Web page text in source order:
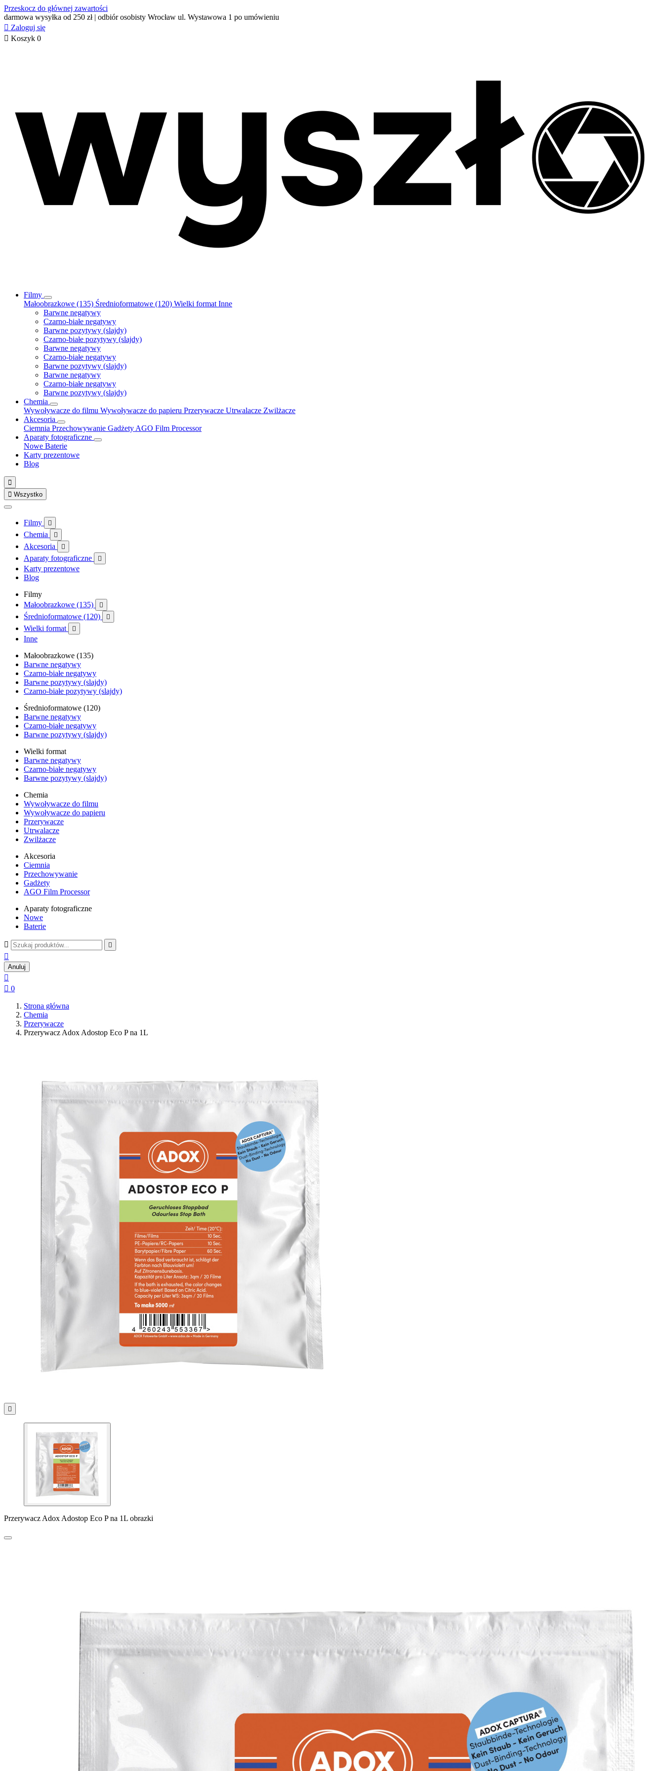
Przeskocz do głównej zawartości
darmowa wysyłka od 250 zł | odbiór osobisty Wrocław ul. Wystawowa 1 po umówieniu
 Zaloguj się
 Koszyk 0
Filmy
Małoobrazkowe (135) Średnioformatowe (120) Wielki format Inne
Barwne negatywy
Czarno-białe negatywy
Barwne pozytywy (slajdy)
Czarno-białe pozytywy (slajdy)
Barwne negatywy
Czarno-białe negatywy
Barwne pozytywy (slajdy)
Barwne negatywy
Czarno-białe negatywy
Barwne pozytywy (slajdy)
Chemia
Wywoływacze do filmu Wywoływacze do papieru Przerywacze Utrwalacze Zwilżacze
Akcesoria
Ciemnia Przechowywanie Gadżety AGO Film Processor
Aparaty fotograficzne
Nowe Baterie
Karty prezentowe
Blog

 Wszystko
Filmy 
Chemia 
Akcesoria 
Aparaty fotograficzne 
Karty prezentowe
Blog
Filmy
Małoobrazkowe (135)

Średnioformatowe (120) 
Wielki format 
Inne
Małoobrazkowe (135)
Barwne negatywy
Czarno-białe negatywy
Barwne pozytywy (slajdy)
Czarno-białe pozytywy (slajdy)
Średnioformatowe (120)
Barwne negatywy
Czarno-białe negatywy
Barwne pozytywy (slajdy)
Wielki format
Barwne negatywy
Czarno-białe negatywy
Barwne pozytywy (slajdy)
Chemia
Wywoływacze do filmu
Wywoływacze do papieru
Przerywacze
Utrwalacze
Zwilżacze
Akcesoria
Ciemnia
Przechowywanie
Gadżety
AGO Film Processor
Aparaty fotograficzne
Nowe
Baterie
 

Anuluj

 0
Strona główna
Chemia
Przerywacze
Przerywacz Adox Adostop Eco P na 1L

Przerywacz Adox Adostop Eco P na 1L obrazki